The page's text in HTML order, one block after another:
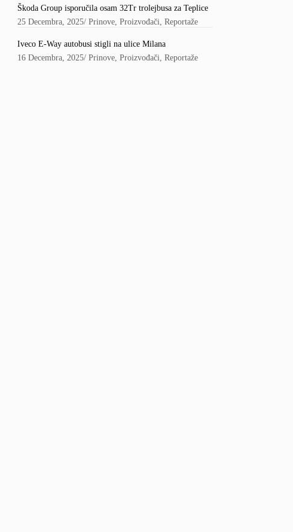
Škoda Group isporučila osam 32Tr trolejbusa za Teplice
25 Decembra, 2025/Prinove,Proizvođači,Reportaže
Iveco E-Way autobusi stigli na ulice Milana
16 Decembra, 2025/Prinove,Proizvođači,Reportaže